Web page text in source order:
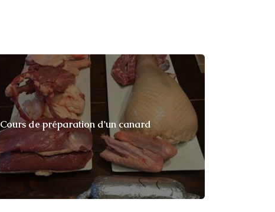
Cours de préparation d'un canard